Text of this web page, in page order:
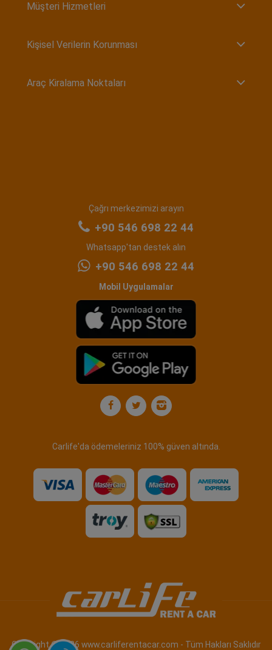
Müşteri Hizmetleri
Kişisel Verilerin Korunması
Araç Kiralama Noktaları
Çağrı merkezimizi arayın
+90 546 698 22 44
Whatsapp'tan destek alın
+90 546 698 22 44
Mobil Uygulamalar
Carlife'da ödemeleriniz 100% güven altında.
Copyright © 2026 www.carliferentacar.com - Tüm Hakları Saklıdır